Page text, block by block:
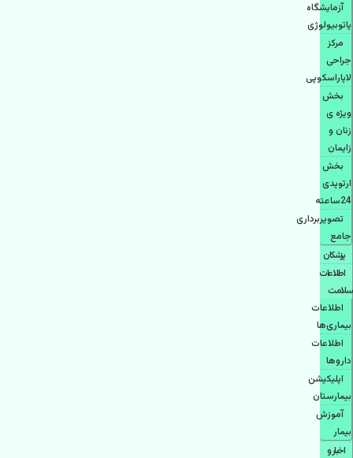
آزمایشگاه
پاتوبیولوژی
مرکز
جراحی
لاپاراسکوپی
بخش
ویژه ی
زنان و
زایمان
بخش
ارتوپدی
24ساعته
تصویربرداری
جامع
پزشكان
اطلاعات
سلامت
اطلاعات
بیماری‌ها
اطلاعات
دارو‌ها
اپليكيشن
بيمارستان
آموزش
بیمار
اخبار و